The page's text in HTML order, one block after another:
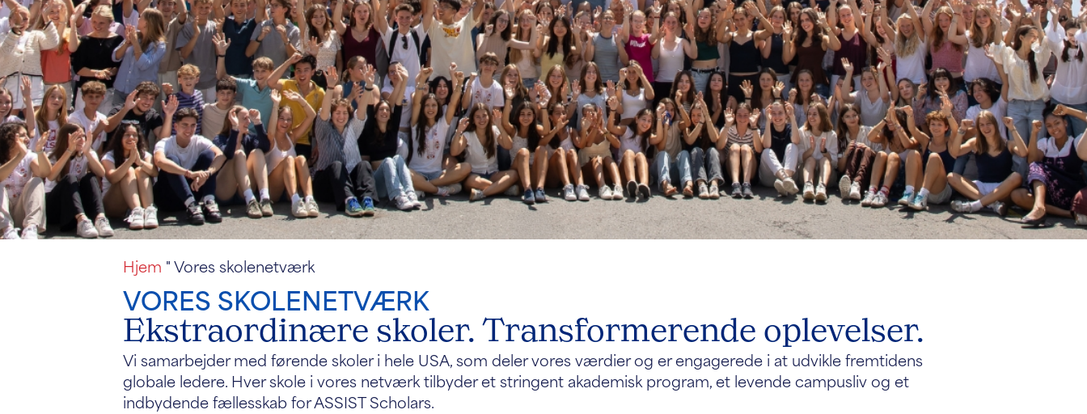
Hjem "Vores skolenetværk
VORES SKOLENETVÆRK
Ekstraordinære skoler. Transformerende oplevelser.
Vi samarbejder med førende skoler i hele USA, som deler vores værdier og er engagerede i at udvikle fremtidens
globale ledere. Hver skole i vores netværk tilbyder et stringent akademisk program, et levende campusliv og et
indbydende fællesskab for ASSIST Scholars.